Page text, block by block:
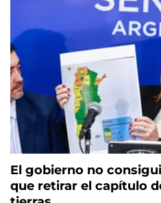
El gobierno no
que retirar el capítulo